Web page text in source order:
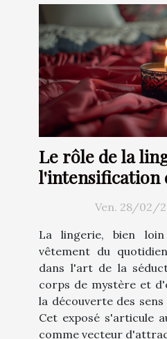
Le rôle de la
l'intensification
l'attractionVen. 28/02/
La lingerie, bien
vêtement du
dans l'art de la
corps de mystère et
la découverte des
Cet exposé s'articule
comme vecteur